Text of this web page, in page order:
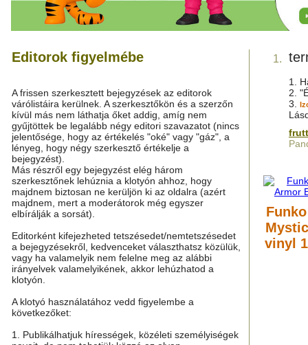
Editorok figyelmébe
A frissen szerkesztett bejegyzések az editorok
várólistáira kerülnek. A szerkesztőkön és a szerzőn
kívül más nem láthatja őket addig, amíg nem
gyűjtöttek be legalább négy editori szavazatot (nincs
jelentősége, hogy az értékelés "oké" vagy "gáz", a
lényeg, hogy négy szerkesztő értékelje a
bejegyzést).
Más részről egy bejegyzést elég három
szerkesztőnek lehúznia a klotyón ahhoz, hogy
majdnem biztosan ne kerüljön ki az oldalra (azért
majdnem, mert a moderátorok még egyszer
elbírálják a sorsát).
Editorként kifejezheted tetszésedet/nemtetszésedet
a bejegyzésekről, kedvenceket választhatsz közülük,
vagy ha valamelyik nem felelne meg az alábbi
irányelvek valamelyikének, akkor lehúzhatod a
klotyón.
A klotyó használatához vedd figyelembe a
következőket:
1. Publikálhatjuk hírességek, közéleti személyiségek
1.
1.
2.
3.
vinyl